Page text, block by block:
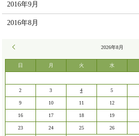
2016年9月
2016年8月
2026年8月
日 月 火 水
2 3 4 5
9 10 11 12
16 17 18 19
23 24 25 26